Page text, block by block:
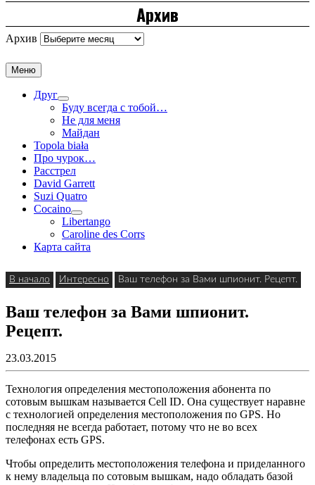
Архив
Архив
Меню
Друг
Буду всегда с тобой…
Не для меня
Майдан
Topola biała
Про чурок…
Расстрел
David Garrett
Suzi Quatro
Cocaino
Libertango
Caroline des Corrs
Карта сайта
В начало Интересно Ваш телефон за Вами шпионит. Рецепт.
Ваш телефон за Вами шпионит.
Рецепт.
23.03.2015
Технология определения местоположения абонента по
сотовым вышкам называется Cell ID. Она существует наравне
с технологией определения местоположения по GPS. Но
последняя не всегда работает, потому что не во всех
телефонах есть GPS.
Чтобы определить местоположения телефона и приделанного
к нему владельца по сотовым вышкам, надо обладать базой